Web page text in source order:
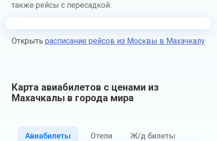
также рейсы с пересадкой.
Открыть расписание рейсов из Москвы в Махачкалу
Карта авиабилетов с ценами из
Махачкалы в города мира
Авиабилеты Отели Ж/д билеты